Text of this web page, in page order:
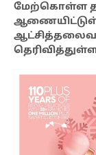
மேற்கொள்ள
ஆட்சித்தலைவர்